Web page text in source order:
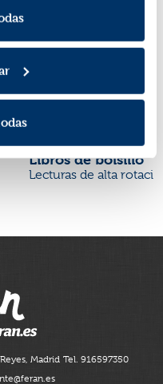
Libros de bolsillo
Lecturas de alta
Madrid Tel. 916597350